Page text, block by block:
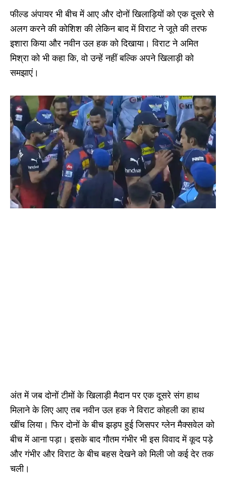
फील्ड अंपायर भी बीच में आए और दोनों खिलाड़ियों को एक दूसरे से
अलग करने की कोशिश की लेकिन बाद में विराट ने जूते की तरफ
इशारा किया और नवीन उल हक को दिखाया। विराट ने अमित
मिश्रा को भी कहा कि, वो उन्हें नहीं बल्कि अपने खिलाड़ी को
समझाएं।
अंत में जब दोनों टीमों के खिलाड़ी मैदान पर एक दूसरे संग हाथ
मिलाने के लिए आए तब नवीन उल हक ने विराट कोहली का हाथ
खींच लिया। फिर दोनों के बीच झड़प हुई जिसपर ग्लेन मैक्सवेल को
बीच में आना पड़ा। इसके बाद गौतम गंभीर भी इस विवाद में कूद पड़े
और गंभीर और विराट के बीच बहस देखने को मिली जो कई देर तक
चली।